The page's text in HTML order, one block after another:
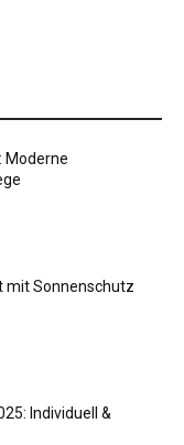
Moderne
mit Sonnenschutz
Individuell &